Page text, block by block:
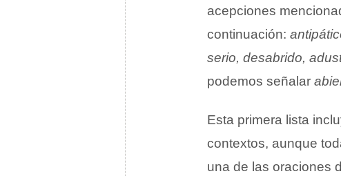
acepciones
continuación:
serio, desabrido,
podemos señalar
Esta primera lista
contextos, aunque
una de las oraciones